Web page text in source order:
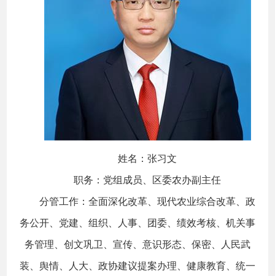
姓名：张习文
职务：党组成员、区委农办副主任
分管工作：全面深化改革、现代农业综合改革、政
务公开、党建、组织、人事、团委、绩效考核、机关事
务管理、创文巩卫、宣传、意识形态、保密、人民武
装、舆情、人大、政协建议提案办理、健康教育、统一